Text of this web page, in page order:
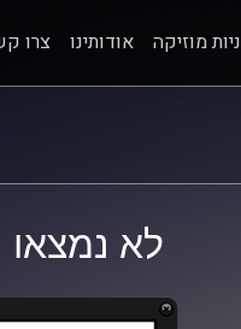
מוזיקה אודותינו צרו
לא נמצאו